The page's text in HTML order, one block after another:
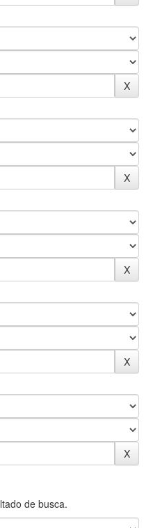
de busca.